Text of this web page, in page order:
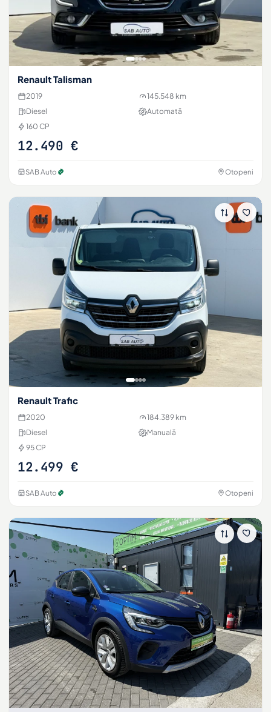
Renault Talisman
2019
145.548 km
Diesel
Automată
160 CP
12.490 €
SAB Auto Otopeni
Renault Trafic
2020
184.389 km
Diesel
Manuală
95 CP
12.499 €
SAB Auto Otopeni